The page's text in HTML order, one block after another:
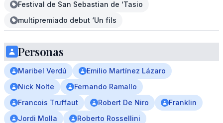
Festival de San Sebastian de ‘Tasio
multipremiado debut ‘Un fils
Personas
Maribel Verdú
Emilio Martínez Lázaro
Nick Nolte
Fernando Ramallo
Francois Truffaut
Robert De Niro
Franklin
Jordi Molla
Roberto Rossellini